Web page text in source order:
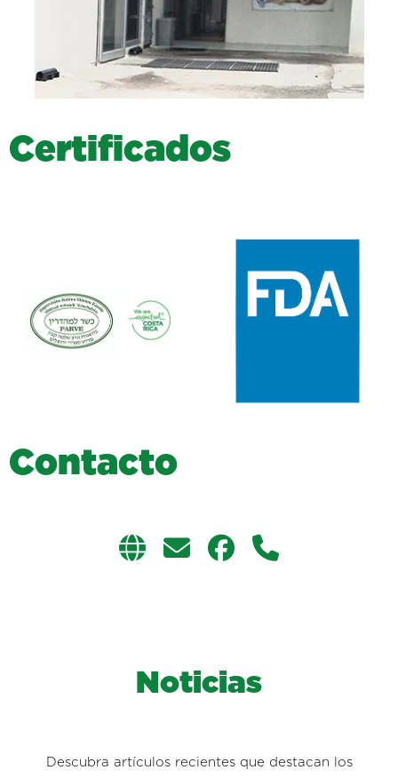
Certificad os
Contacto
Noticias
Descubra artículos recientes que destacan los